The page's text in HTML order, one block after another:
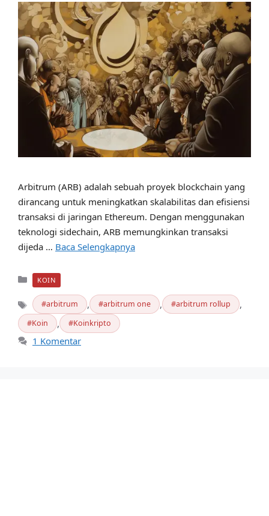
Arbitrum (ARB) adalah sebuah proyek blockchain yang
dirancang untuk meningkatkan skalabilitas dan efisiensi
transaksi di jaringan Ethereum. Dengan menggunakan
teknologi sidechain, ARB memungkinkan transaksi
dijeda … Baca Selengkapnya
Kategori
KOIN
Tag
arbitrum , arbitrum one , arbitrum rollup ,
Koin , Koinkripto
1 Komentar